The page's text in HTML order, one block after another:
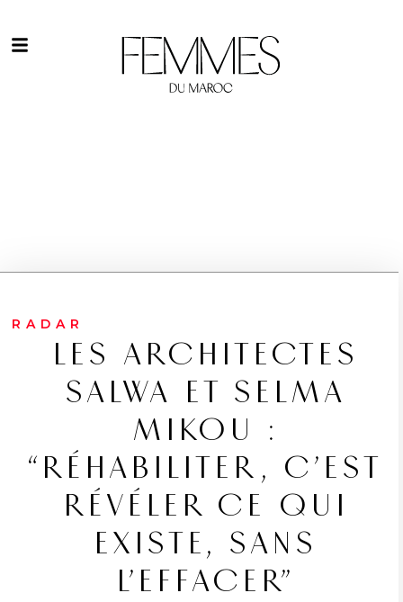
RADAR
LES ARCHITECTES
SALWA ET SELMA
MIKOU :
“RÉHABILITER, C’EST
RÉVÉLER CE QUI
EXISTE, SANS
L’EFFACER”